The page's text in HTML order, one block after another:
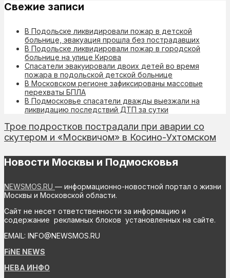
Свежие записи
В Подольске ликвидировали пожар в детской
больнице, эвакуация прошла без пострадавших
В Подольске ликвидировали пожар в городской
больнице на улице Кирова
Спасатели эвакуировали двоих детей во время
пожара в подольской детской больнице
В Московском регионе зафиксированы массовые
перехваты БПЛА
В Подмосковье спасатели дважды выезжали на
ликвидацию последствий ДТП за сутки
Трое подростков пострадали при аварии со
скутером и «Москвичом» в Косино-Ухтомском
Новости Москвы и Подмосковья
NEWSMOS.RU — информационно-новостной портал о жизни
Москвы и Московской области.
Сайт не несет ответственности за информацию и
содержание рекламных блоков установленных на сайте.
EMAIL: INFO@NEWSMOS.RU
FiNE NEWS
НЕВА ИНФО